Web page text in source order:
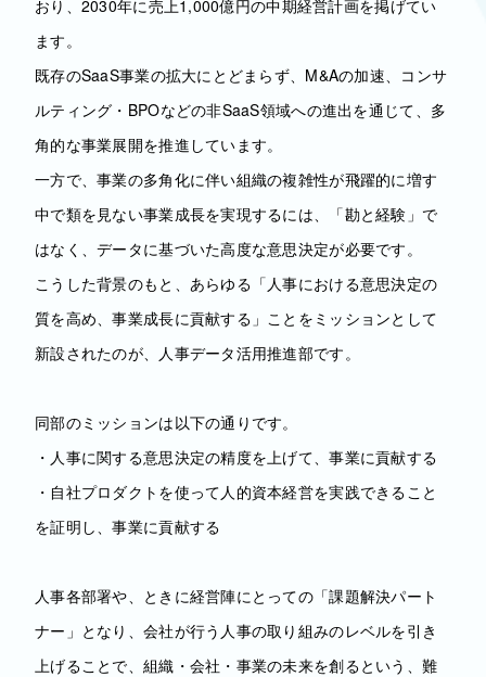
おり、2030年に売上1,000億円の中期経営計画を掲げてい
ます。
既存のSaaS事業の拡大にとどまらず、M&Aの加速、コンサ
ルティング・BPOなどの非SaaS領域への進出を通じて、多
角的な事業展開を推進しています。
一方で、事業の多角化に伴い組織の複雑性が飛躍的に増す
中で類を見ない事業成長を実現するには、「勘と経験」で
はなく、データに基づいた高度な意思決定が必要です。
こうした背景のもと、あらゆる「人事における意思決定の
質を高め、事業成長に貢献する」ことをミッションとして
新設されたのが、人事データ活用推進部です。
同部のミッションは以下の通りです。
・人事に関する意思決定の精度を上げて、事業に貢献する
・自社プロダクトを使って人的資本経営を実践できること
を証明し、事業に貢献する
人事各部署や、ときに経営陣にとっての「課題解決パート
ナー」となり、会社が行う人事の取り組みのレベルを引き
上げることで、組織・会社・事業の未来を創るという、難